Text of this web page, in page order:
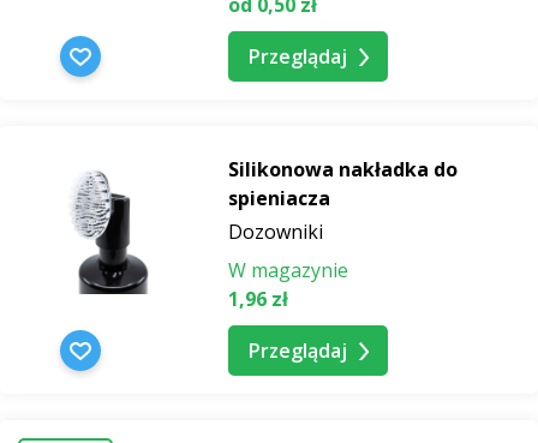
Przeglądaj
Silikonowa nakładka do
spieniacza
Dozowniki
W magazynie
1,96 zł
Przeglądaj